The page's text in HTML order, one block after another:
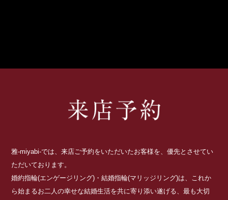
雅-miyabi-では、来店ご予約をいただいたお客様を、優先とさせてい
ただいております。
婚約指輪(エンゲージリング)・結婚指輪(マリッジリング)は、これか
ら始まるお二人の幸せな結婚生活を共に寄り添い遂げる、最も大切